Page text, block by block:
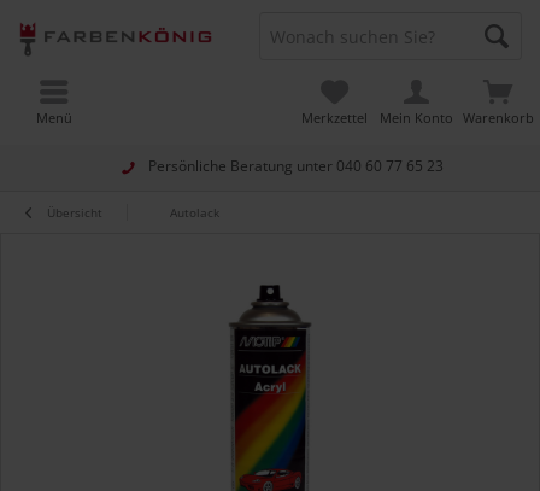
Persönliche Beratung unter 040 60 77 65 23
Warenkorb
Merkzettel Mein Konto
Menü
Übersicht Autolack